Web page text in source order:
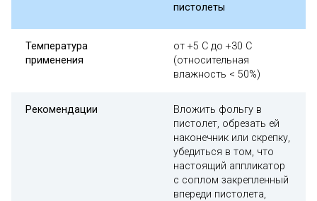
пистолеты
Температура
применения
от +5 C до +30 C
(относительная
влажность < 50%)
Рекомендации
Вложить фольгу в
пистолет, обрезать ей
наконечник или скрепку,
убедиться в том, что
настоящий аппликатор
с соплом закрепленный
впереди пистолета,